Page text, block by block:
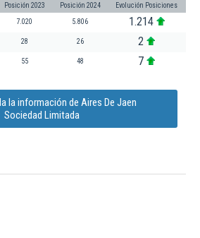
Posición 2023 Posición 2024 Evolución Posiciones
7.020 5.806 1.214
28 26 2
55 48 7
la información de Aires De Jaen
Sociedad Limitada